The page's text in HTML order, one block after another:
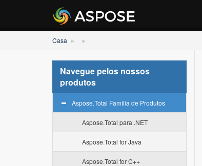
Casa
Navegue pelos nossos
produtos
Aspose.Total Família de Produtos
Aspose.Total para .NET
Aspose.Total for Java
Aspose.Total for C++